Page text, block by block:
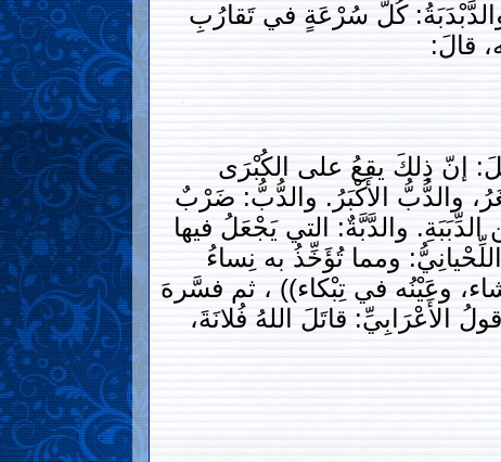
كُلُّ سُرْعَةٍ في تَقارُبِ
قالَ:
إنّ ذِلكَ يقعُ على الكُبْرَى
والدُّبُّ الأَكْبَرُ. والدُّبُّ: ضَرْبٌ
والدَّبَّةٌ: التي يَجْعَلُ فيها
ومما تُؤَخِّذُ به نِساءُ
وعَيْنُه في تِبْكاء)) ، ثم فسَّرهَ
الأَعْرَابِيِّ: قاتَلَ اللهُ فُلانَةَ،